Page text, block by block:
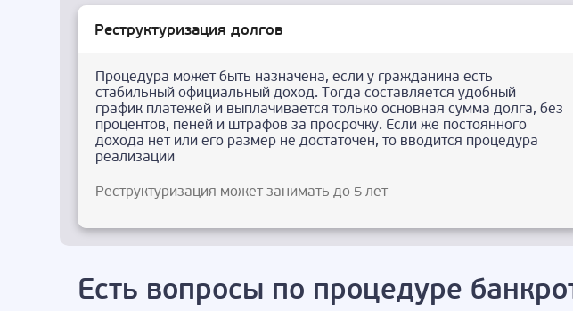
Реструктуризация долгов
Процедура может быть назначена, если у гражданина есть
стабильный официальный доход. Тогда составляется удобный
график платежей и выплачивается только основная сумма долга, без
процентов, пеней и штрафов за просрочку. Если же постоянного
дохода нет или его размер не достаточен, то вводится процедура
реализации
Реструктуризация может занимать до 5 лет
Есть вопросы по процедуре